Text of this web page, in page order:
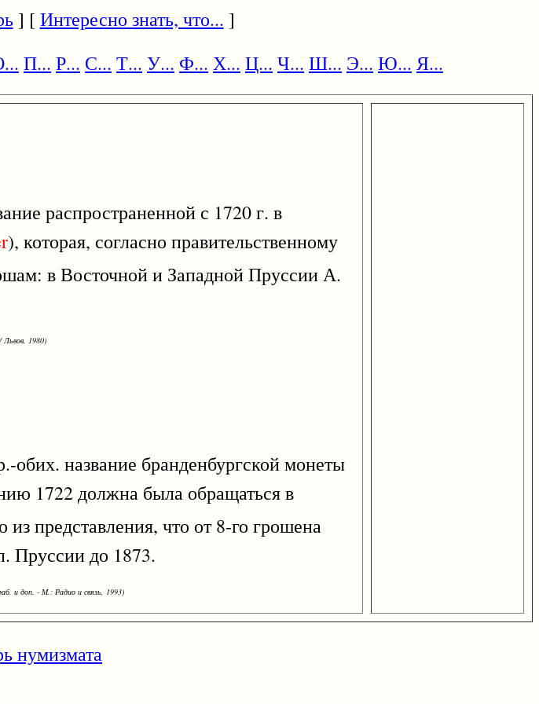
] [Интересно знать, что... ]
П... Р... С... Т... У... Ф... Х... Ц... Ч... Ш... Э... Ю... Я...
распространенной с 1720 г. в
), которая, согласно правительственному
в Восточной и Западной Пруссии А.
Львов, 1980)
обих. название бранденбургской монеты
1722 должна была обращаться в
представления, что от 8-го грошена
Пруссии до 1873.
и доп. - М.: Радио и связь, 1993)
нумизмата